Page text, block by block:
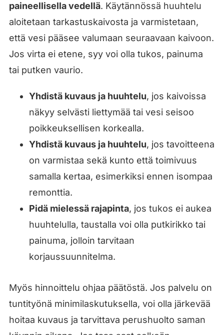
paineellisella vedellä. Käytännössä huuhtelu
aloitetaan tarkastuskaivosta ja varmistetaan,
että vesi pääsee valumaan seuraavaan kaivoon.
Jos virta ei etene, syy voi olla tukos, painuma
tai putken vaurio.
Yhdistä kuvaus ja huuhtelu, jos kaivoissa
näkyy selvästi liettymää tai vesi seisoo
poikkeuksellisen korkealla.
Yhdistä kuvaus ja huuhtelu, jos tavoitteena
on varmistaa sekä kunto että toimivuus
samalla kertaa, esimerkiksi ennen isompaa
remonttia.
Pidä mielessä rajapinta, jos tukos ei aukea
huuhtelulla, taustalla voi olla putkirikko tai
painuma, jolloin tarvitaan
korjaussuunnitelma.
Myös hinnoittelu ohjaa päätöstä. Jos palvelu on
tuntityönä minimilaskutuksella, voi olla järkevää
hoitaa kuvaus ja tarvittava perushuolto saman